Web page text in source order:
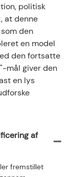
politisk
at denne
den
en model
den fortsatte
mål giver den
en lys
af
fremstillet